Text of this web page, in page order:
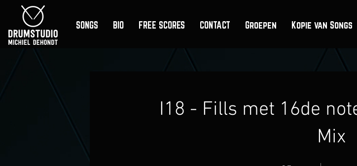
SONGS BIO FREE SCORES CONTACT Groepen Kopie van Songs
I18 - Fills met 16de
Mix